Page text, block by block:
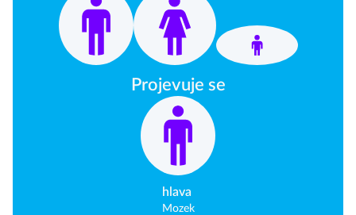
Projevuje se
hlava
Mozek